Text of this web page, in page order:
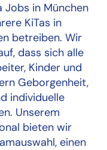
Jobs in München
KiTas in
betreiben. Wir
dass sich alle
Kinder und
Geborgenheit,
individuelle
Unserem
bieten wir
einen